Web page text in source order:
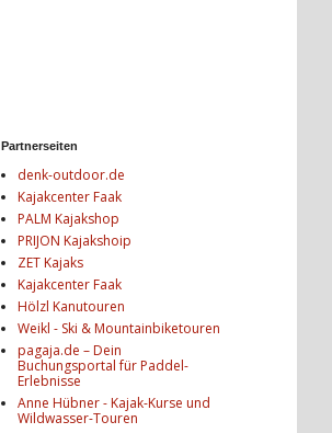
Partnerseiten
denk-outdoor.de
Kajakcenter Faak
PALM Kajakshop
PRIJON Kajakshoip
ZET Kajaks
Kajakcenter Faak
Hölzl Kanutouren
Weikl - Ski & Mountainbiketouren
pagaja.de – Dein
Buchungsportal für Paddel-
Erlebnisse
Anne Hübner - Kajak-Kurse und
Wildwasser-Touren